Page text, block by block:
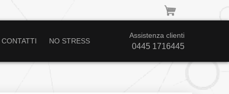
CONTATTI NO STRESS
Assistenza clienti
0445 1716445